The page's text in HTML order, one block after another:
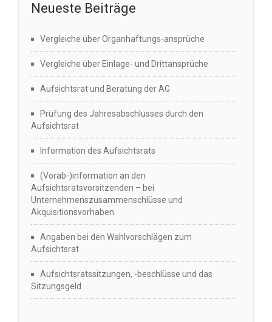
Neueste Beiträge
Vergleiche über Organhaftungs-ansprüche
Vergleiche über Einlage- und Drittansprüche
Aufsichtsrat und Beratung der AG
Prüfung des Jahresabschlusses durch den
Aufsichtsrat
Information des Aufsichtsrats
(Vorab-)information an den
Aufsichtsratsvorsitzenden – bei
Unternehmenszusammenschlüsse und
Akquisitionsvorhaben
Angaben bei den Wahlvorschlägen zum
Aufsichtsrat
Aufsichtsratssitzungen, -beschlüsse und das
Sitzungsgeld